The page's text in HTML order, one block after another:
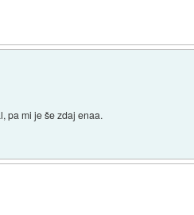
pa mi je še zdaj enaa.